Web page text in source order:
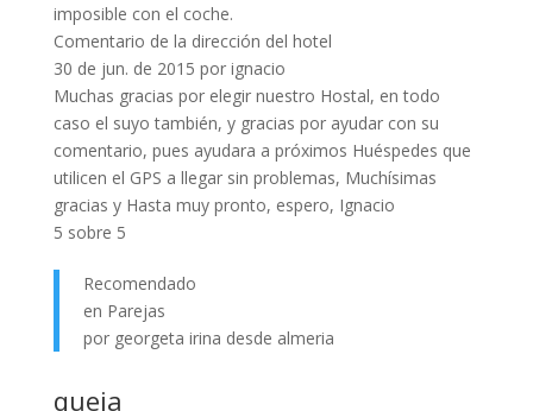
imposible con el coche.
Comentario de la dirección del hotel
30 de jun. de 2015 por ignacio
Muchas gracias por elegir nuestro Hostal, en todo
caso el suyo también, y gracias por ayudar con su
comentario, pues ayudara a próximos Huéspedes que
utilicen el GPS a llegar sin problemas, Muchísimas
gracias y Hasta muy pronto, espero, Ignacio
5 sobre 5
Recomendado
en Parejas
por georgeta irina desde almeria
queja